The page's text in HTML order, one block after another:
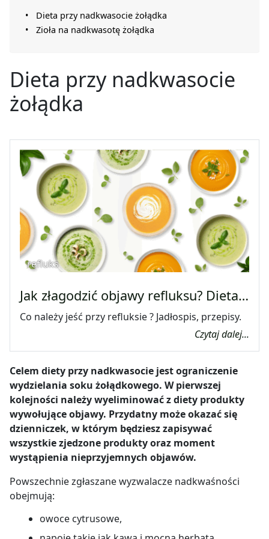
Dieta przy nadkwasocie żołądka
Zioła na nadkwasotę żołądka
Dieta przy nadkwasocie
żołądka
refluks
Jak złagodzić objawy refluksu? Dieta…
Co należy jeść przy refluksie ? Jadłospis, przepisy.
Czytaj dalej...
Celem diety przy nadkwasocie jest ograniczenie
wydzielania soku żołądkowego. W pierwszej
kolejności należy wyeliminować z diety produkty
wywołujące objawy. Przydatny może okazać się
dzienniczek, w którym będziesz zapisywać
wszystkie zjedzone produkty oraz moment
wystąpienia nieprzyjemnych objawów.
Powszechnie zgłaszane wyzwalacze nadkwaśności
obejmują:
owoce cytrusowe,